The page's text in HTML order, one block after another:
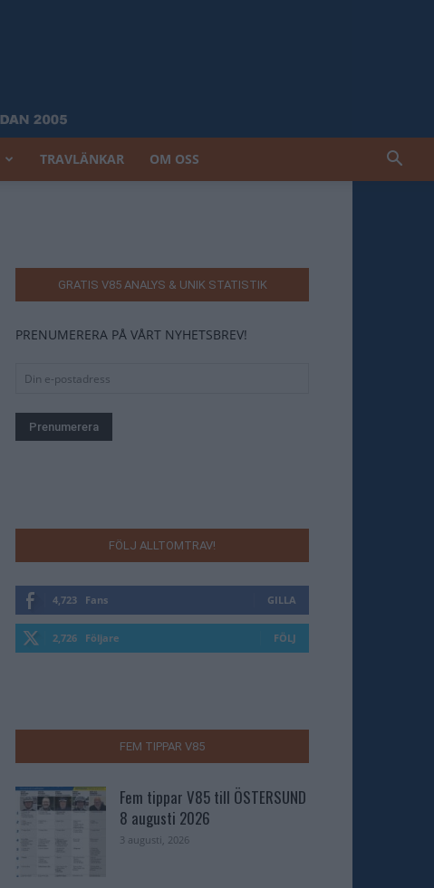
TRAVLÄNKAR OM OSS
GRATIS V85 ANALYS & UNIK STATISTIK
PRENUMERERA PÅ VÅRT NYHETSBREV!
FÖLJ ALLTOMTRAV!
4,723 Fans GILLA
2,726 Följare FÖLJ
FEM TIPPAR V85
Fem tippar V85 till ÖSTERSUND
8 augusti 2026
3 augusti, 2026